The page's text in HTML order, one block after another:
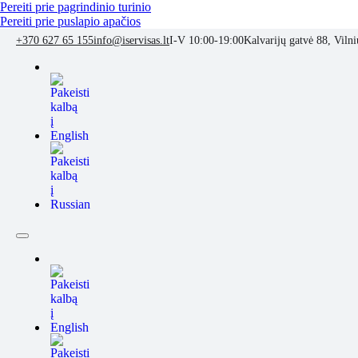
Pereiti prie pagrindinio turinio
Pereiti prie puslapio apačios
+370 627 65 155info@iservisas.ltI-V 10:00-19:00Kalvarijų gatvė 88,